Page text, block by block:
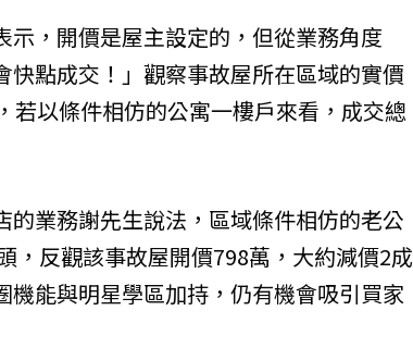
示，開價是屋主設定的，但從業務角度
快點成交！」觀察事故屋所在區域的實價
若以條件相仿的公寓一樓戶來看，成交總
業務謝先生說法，區域條件相仿的老公
，反觀該事故屋開價798萬，大約減價2成
能與明星學區加持，仍有機會吸引買家